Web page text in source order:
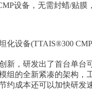
设备，无需封蜡/贴
化设备(TTAIS®300
新，研发出了首台单台
组的全新紧凑的架构
约成本还可以加快研发